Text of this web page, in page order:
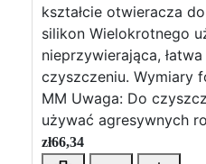
kształcie otwieracza
silikon Wielokrotnego
nieprzywierająca,
czyszczeniu. Wymiary
MM Uwaga: Do
używać agresywnych
zł66,34